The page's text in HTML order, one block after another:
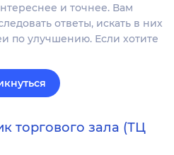
и точнее. Вам
ответы, искать в них
по улучшению. Если хотите
торгового зала (ТЦ